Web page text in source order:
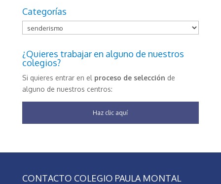
Categorías
Categorías
¿Quieres trabajar en alguno de nuestros
colegios?
Si quieres entrar en el proceso de selección de
alguno de nuestros centros:
Haz clic aquí
CONTACTO COLEGIO PAULA MONTAL